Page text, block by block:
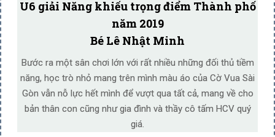
U6 giải Năng khiếu trọng điểm Thành phố
năm 2019
Bé Lê Nhật Minh
Bước ra một sân chơi lớn với rất nhiều những đối thủ tiềm
năng, học trò nhỏ mang trên mình màu áo của Cờ Vua Sài
Gòn vẫn nỗ lực hết mình để vượt qua tất cả, mang về cho
bản thân con cũng như gia đình và thầy cô tấm HCV quý
giá.